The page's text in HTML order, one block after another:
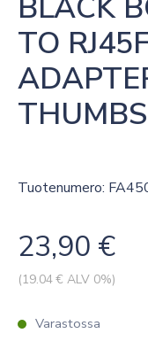
TO
Tuotenumero:
23,90 €
(19.04€ ALV 0%)
Varastossa